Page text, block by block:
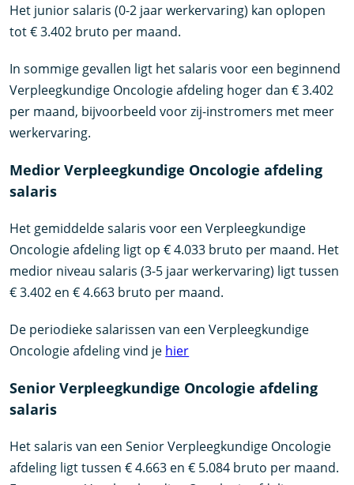
Het junior salaris (0-2 jaar werkervaring) kan oplopen
tot € 3.402 bruto per maand.
In sommige gevallen ligt het salaris voor een beginnend
Verpleegkundige Oncologie afdeling hoger dan € 3.402
per maand, bijvoorbeeld voor zij-instromers met meer
werkervaring.
Medior Verpleegkundige Oncologie afdeling
salaris
Het gemiddelde salaris voor een Verpleegkundige
Oncologie afdeling ligt op € 4.033 bruto per maand. Het
medior niveau salaris (3-5 jaar werkervaring) ligt tussen
€ 3.402 en € 4.663 bruto per maand.
De periodieke salarissen van een Verpleegkundige
Oncologie afdeling vind je hier
Senior Verpleegkundige Oncologie afdeling
salaris
Het salaris van een Senior Verpleegkundige Oncologie
afdeling ligt tussen € 4.663 en € 5.084 bruto per maand.